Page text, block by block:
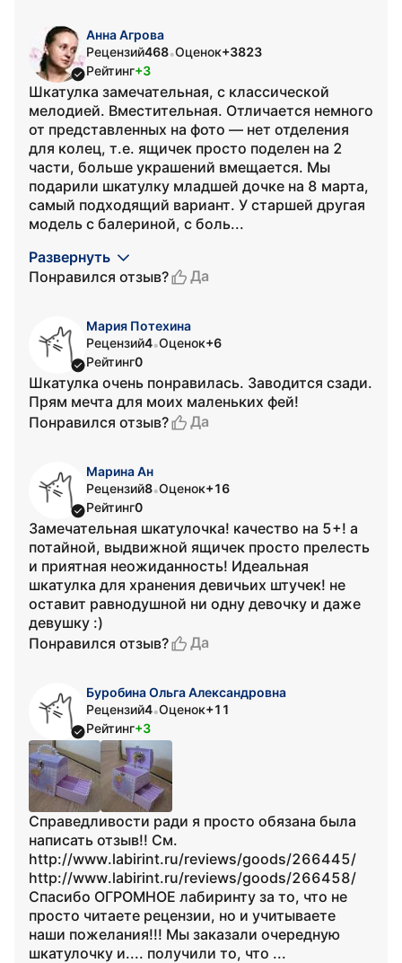
Анна Агрова
Рецензий468•Оценок+3823
Рейтинг+3
Шкатулка замечательная, с классической
мелодией. Вместительная. Отличается немного
от представленных на фото — нет отделения
для колец, т.е. ящичек просто поделен на 2
части, больше украшений вмещается. Мы
подарили шкатулку младшей дочке на 8 марта,
самый подходящий вариант. У старшей другая
модель с балериной, с боль...
Развернуть
Понравился отзыв?
Да
Мария Потехина
Рецензий4•Оценок+6
Рейтинг0
Шкатулка очень понравилась. Заводится сзади.
Прям мечта для моих маленьких фей!
Понравился отзыв?
Да
Марина Ан
Рецензий8•Оценок+16
Рейтинг0
Замечательная шкатулочка! качество на 5+! а
потайной, выдвижной ящичек просто прелесть
и приятная неожиданность! Идеальная
шкатулка для хранения девичьих штучек! не
оставит равнодушной ни одну девочку и даже
девушку :)
Понравился отзыв?
Да
Буробина Ольга Александровна
Рецензий4•Оценок+11
Рейтинг+3
Справедливости ради я просто обязана была
написать отзыв!! См.
http://www.labirint.ru/reviews/goods/266445/
http://www.labirint.ru/reviews/goods/266458/
Спасибо ОГРОМНОЕ лабиринту за то, что не
просто читаете рецензии, но и учитываете
наши пожелания!!! Мы заказали очередную
шкатулочку и.... получили то, что ...